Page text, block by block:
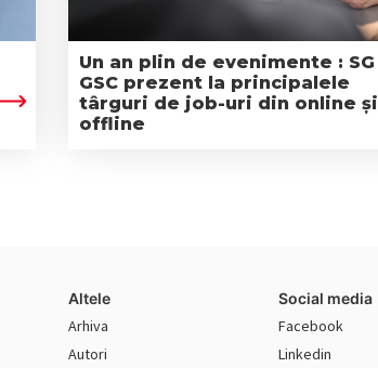
Un an plin de evenimente : SG
GSC prezent la principalele
târguri de job-uri din online și
offline
Altele
Arhiva
Autori
Social media
Facebook
Linkedin